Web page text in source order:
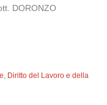
DORONZO
, Diritto del Lavoro e della